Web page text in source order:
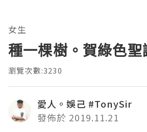
女生
種一棵樹。賀綠色聖
瀏覽次數:3230
愛人。娛己 #TonySir
發佈於 2019.11.21